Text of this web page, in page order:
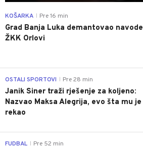
KOŠARKA Pre 16 min
Grad Banja Luka demantovao navode
ŽKK Orlovi
OSTALI SPORTOVI Pre 28 min
Janik Siner traži rješenje za koljeno:
Nazvao Maksa Alegrija, evo šta mu je
rekao
FUDBAL Pre 52 min